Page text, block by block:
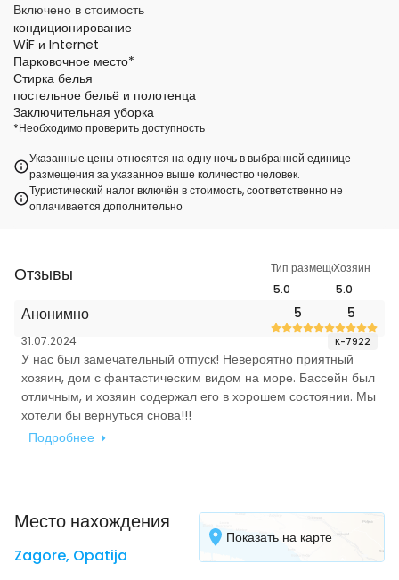
Включено в стоимость
кондиционирование
WiF и Internet
Парковочное место*
Стирка белья
постельное бельё и полотенца
Заключительная уборка
*Необходимо проверить доступность
Указанные цены относятся на одну ночь в выбранной единице
размещения за указанное выше количество человек.
Туристический налог включён в стоимость, соответственно не
оплачивается дополнительно
Отзывы
Тип размещения
5.0
Хозяин
5.0
Анонимно 5 5
31.07.2024 K-7922
У нас был замечательный отпуск! Невероятно приятный
хозяин, дом с фантастическим видом на море. Бассейн был
отличным, и хозяин содержал его в хорошем состоянии. Мы
хотели бы вернуться снова!!!
Подробнее
Место нахождения
Zagore, Opatija
Показать на карте